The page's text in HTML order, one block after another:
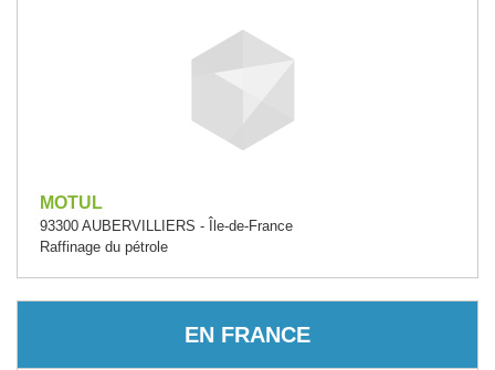
MOTUL
93300 AUBERVILLIERS - Île-de-France
Raffinage du pétrole
EN FRANCE